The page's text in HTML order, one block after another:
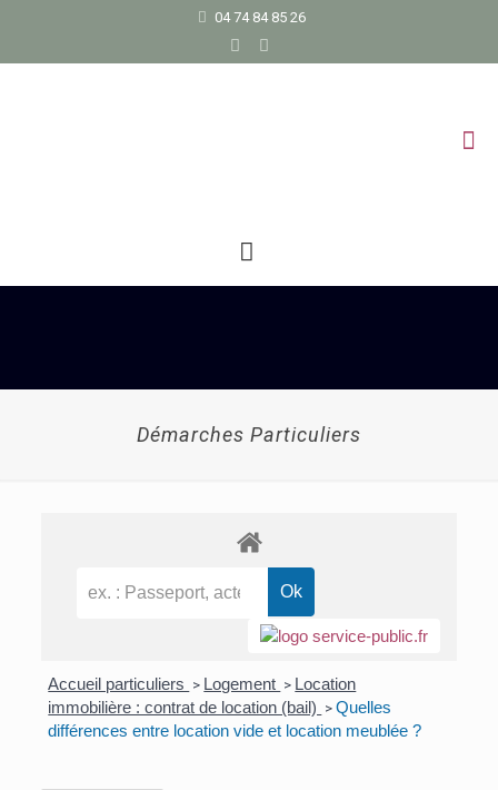
04 74 84 85 26
Démarches Particuliers
Accueil particuliers > Logement > Location
immobilière : contrat de location (bail) > Quelles
différences entre location vide et location meublée ?